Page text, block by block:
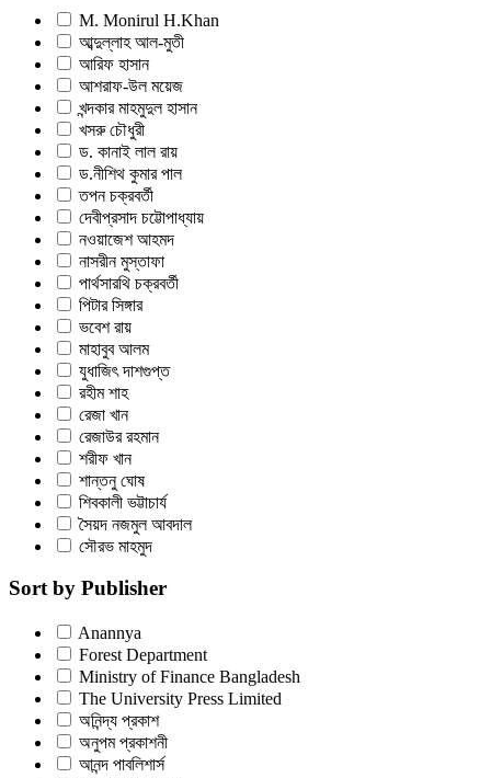
M. Monirul H.Khan
আব্দুল্লাহ আল-মুতী
আরিফ হাসান
আশরাফ-উল ময়েজ
খন্দকার মাহমুদুল হাসান
খসরু চৌধুরী
ড. কানাই লাল রায়
ড.নীশিথ কুমার পাল
তপন চক্রবর্তী
দেবীপ্রসাদ চট্টোপাধ্যায়
নওয়াজেশ আহমদ
নাসরীন মুস্তাফা
পার্থসারথি চক্রবর্তী
পিটার সিঙ্গার
ভবেশ রায়
মাহাবুব আলম
যুধাজিৎ দাশগুপ্ত
রহীম শাহ
রেজা খান
রেজাউর রহমান
শরীফ খান
শান্তনু ঘোষ
শিবকালী ভট্টাচার্য
সৈয়দ নজমুল আবদাল
সৌরভ মাহমুদ
Sort by Publisher
Anannya
Forest Department
Ministry of Finance Bangladesh
The University Press Limited
অনিন্দ্য প্রকাশ
অনুপম প্রকাশনী
আনন্দ পাবলিশার্স